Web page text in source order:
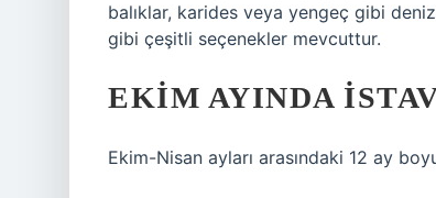
balıklar, karides veya yengeç gibi
gibi çeşitli seçenekler mevcuttur.
EKIM AYINDA
Ekim-Nisan ayları arasındaki 12 ay